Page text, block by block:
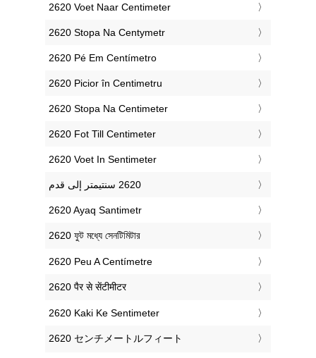
‎2620 Voet Naar Centimeter
‎2620 Stopa Na Centymetr
‎2620 Pé Em Centímetro
‎2620 Picior în Centimetru
‎2620 Stopa Na Centimeter
‎2620 Fot Till Centimeter
‎2620 Voet In Sentimeter
‎2620 Ayaq Santimetr
‎2620 ফুট মধ্যে সেনটিমিটার
‎2620 Peu A Centímetre
‎2620 पैर से सेंटीमीटर
‎2620 Kaki Ke Sentimeter
‎2620 センチメートルフィート